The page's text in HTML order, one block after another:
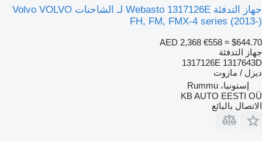
جهاز التدفئة Webasto 1317126E لـ الشاحنات Volvo VOLVO
FH, FM, FMX-4 series (2013-)
AED 2,368 €558 ≈ $644.70
جهاز التدفئة
1317126E 1317643D
ديزل / مازوت
إستونيا، Rummu
KB AUTO EESTI OÜ
الاتصال بالبائع